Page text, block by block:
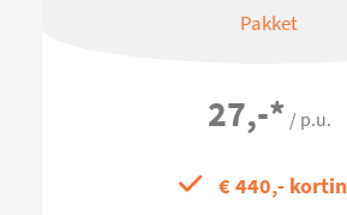
Pakket
27,-* / p.u.
€ 440,-